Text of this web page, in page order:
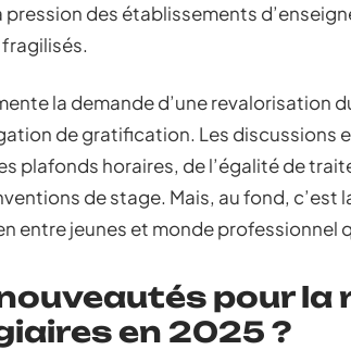
pression des établissements
la demande d’une revalorisation
de gratification. Les discussions
plafonds horaires, de l’égalité de
de stage. Mais, au fond, c’est
entre jeunes et monde professionnel
pour
en 2025 ?